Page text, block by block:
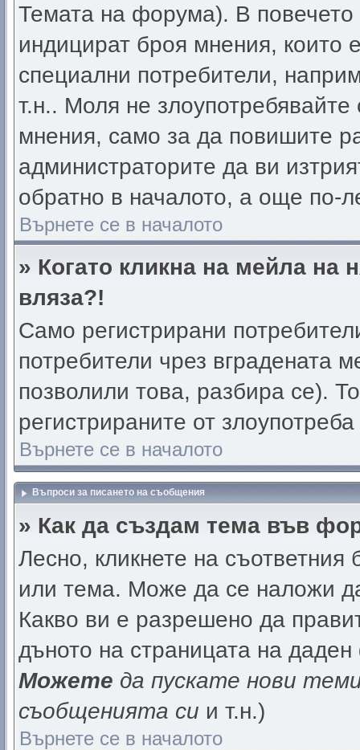
Темата на форума). В повечето
индицират броя мнения, които
специални потребители,
т.н.. Моля не
мнения, само за да повишите
администраторите да ви
обратно в началото, а още по-
Върнете се в началото
» Когато кликна на мейла на
вляза?!
Само регистрирани
потребители чрез вградената
позволили това, разбира се).
регистрираните от
Върнете се в началото
Въпроси за писането на съобщения
» Как да създам тема във
Лесно, кликнете на
или тема. Може да се наложи
Какво ви е разрешено да
дъното на страницата на
Можете да пускате нови
съобщенията си и т.н.)
Върнете се в началото